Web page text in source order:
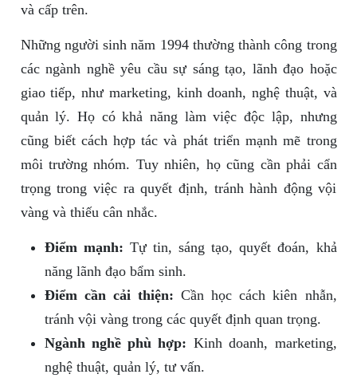
và cấp trên.
Những người sinh năm 1994 thường thành công trong
các ngành nghề yêu cầu sự sáng tạo, lãnh đạo hoặc
giao tiếp, như marketing, kinh doanh, nghệ thuật, và
quản lý. Họ có khả năng làm việc độc lập, nhưng
cũng biết cách hợp tác và phát triển mạnh mẽ trong
môi trường nhóm. Tuy nhiên, họ cũng cần phải cẩn
trọng trong việc ra quyết định, tránh hành động vội
vàng và thiếu cân nhắc.
Điểm mạnh: Tự tin, sáng tạo, quyết đoán, khả
năng lãnh đạo bẩm sinh.
Điểm cần cải thiện: Cần học cách kiên nhẫn,
tránh vội vàng trong các quyết định quan trọng.
Ngành nghề phù hợp: Kinh doanh, marketing,
nghệ thuật, quản lý, tư vấn.